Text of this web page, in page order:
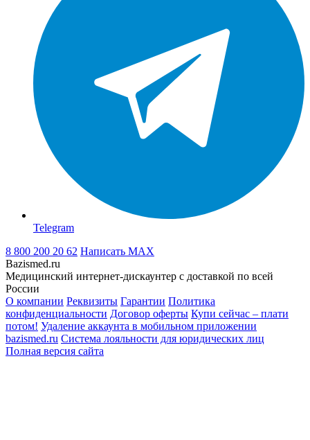
Telegram
8 800 200 20 62 Написать MAX
Bazismed.ru
Медицинский интернет-дискаунтер с доставкой по всей
России
О компании Реквизиты Гарантии Политика
конфиденциальности Договор оферты Купи сейчас – плати
потом! Удаление аккаунта в мобильном приложении
bazismed.ru Система лояльности для юридических лиц
Полная версия сайта